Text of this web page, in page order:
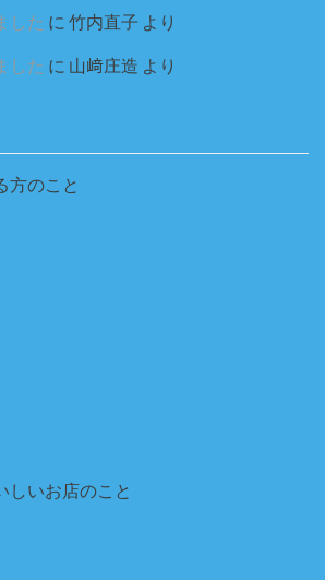
した に 竹内直子 より
した に 山﨑庄造 より
方のこと
しいお店のこと